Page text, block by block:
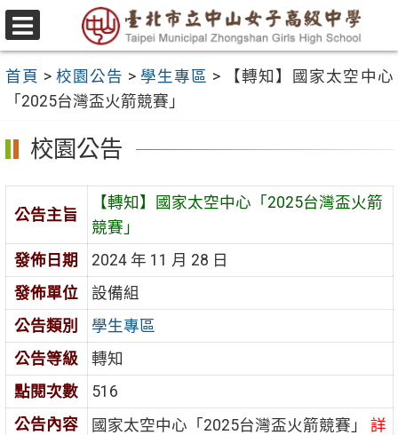
跳
至
要
容
區
選
單
首頁 > 校園公告 > 學生專區 >
【轉知】國家太空中心
「2025台灣盃火箭競賽」
校園公告
公告主旨
【轉知】國家太空中心「2025台灣盃火箭
競賽」
發佈日期
2024 年 11 月 28 日
發佈單位
設備組
公告類別
學生專區
公告等級
轉知
點閱次數
516
公告內容
國家太空中心「2025台灣盃火箭競賽」 詳